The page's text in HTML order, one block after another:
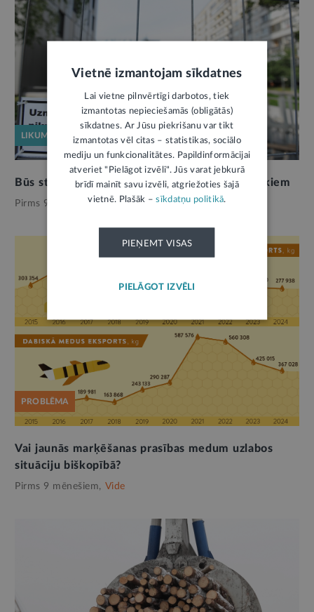
LIKUMPROJEKTS
Būs stingrākas prasības bīstamu suņu saimniekiem
Pirms 9 mēnešiem, Vide
PROBLĒMA
Vai jaunās marķēšanas prasības medum uzlabos
situāciju biškopībā?
Pirms 9 mēnešiem, Vide
Vietnē izmantojam sīkdatnes
Lai vietne pilnvērtīgi darbotos, tiek
izmantotas nepieciešamās (obligātās)
sīkdatnes. Ar Jūsu piekrišanu var tikt
izmantotas vēl citas – statistikas, sociālo
mediju un funkcionalitātes. Papildinformācijai
atveriet "Pielāgot izvēli". Jūs varat jebkurā
brīdī mainīt savu izvēli, atgriežoties šajā
vietnē. Plašāk –sīkdatņu politikā.
PIEŅEMT VISAS
PIELĀGOT IZVĒLI